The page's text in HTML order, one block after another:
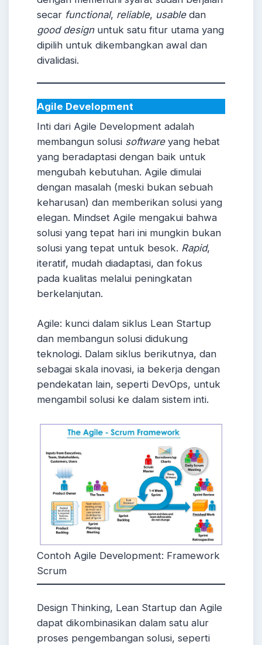
secar functional, reliable, usabledan
good designuntuk satu fitur utama yang
dipilih untuk dikembangkan awal dan
divalidasi.
Agile Development
Inti dari Agile Development adalah
membangun solusi softwareyang hebat
yang beradaptasi dengan baik untuk
mengubah kebutuhan. Agile dimulai
dengan masalah (meski bukan sebuah
keharusan) dan memberikan solusi yang
elegan. Mindset Agile mengakui bahwa
solusi yang tepat hari ini mungkin bukan
solusi yang tepat untuk besok. Rapid,
iteratif, mudah diadaptasi, dan fokus
pada kualitas melalui peningkatan
berkelanjutan.
Agile: kunci dalam siklus Lean Startup
dan membangun solusi didukung
teknologi. Dalam siklus berikutnya, dan
sebagai skala inovasi, ia bekerja dengan
pendekatan lain, seperti DevOps, untuk
mengambil solusi ke dalam sistem inti.
Contoh Agile Development: Framework
Scrum
Design Thinking, Lean Startup dan Agile
dapat dikombinasikan dalam satu alur
proses pengembangan solusi, seperti